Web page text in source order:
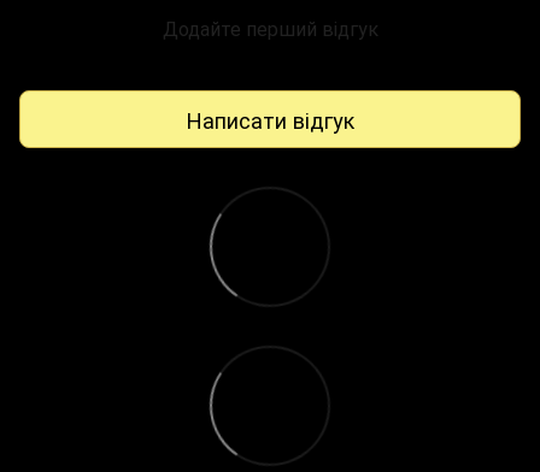
Додайте перший відгук
Написати відгук